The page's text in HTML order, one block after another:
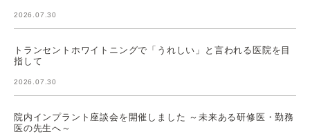
2026.07.30
トランセントホワイトニングで「うれしい」と言われる医院を目
指して
2026.07.30
院内インプラント座談会を開催しました ～未来ある研修医・勤務
医の先生へ～